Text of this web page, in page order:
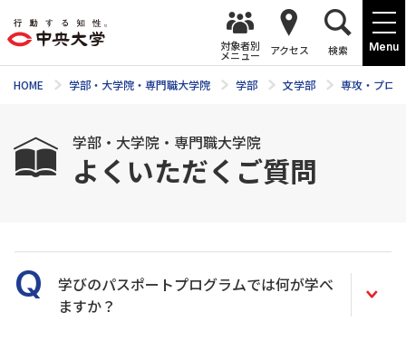
Menu
対象者別
メニュー アクセス 検索
HOME 学部・大学院・専門職大学院 学部 文学部 専攻・プロ
学部・大学院・専門職大学院
よくいただくご質問
学びのパスポートプログラムでは何が学べ
ますか？